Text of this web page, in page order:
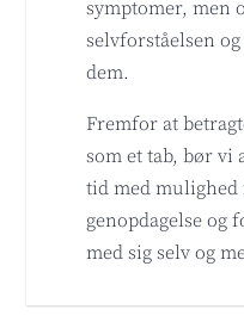
symptomer, men
selvforståelsen
dem.
Fremfor at
som et tab, bør vi
tid med
genopdagelse
med sig selv og